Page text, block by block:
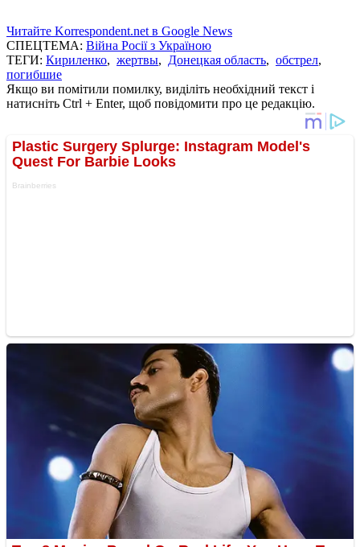
Читайте Korrespondent.net в Google News
СПЕЦТЕМА: Війна Росії з Україною
ТЕГИ: Кириленко, жертвы, Донецкая область, обстрел,
погибшие
Якщо ви помітили помилку, виділіть необхідний текст і
натисніть Ctrl + Enter, щоб повідомити про це редакцію.